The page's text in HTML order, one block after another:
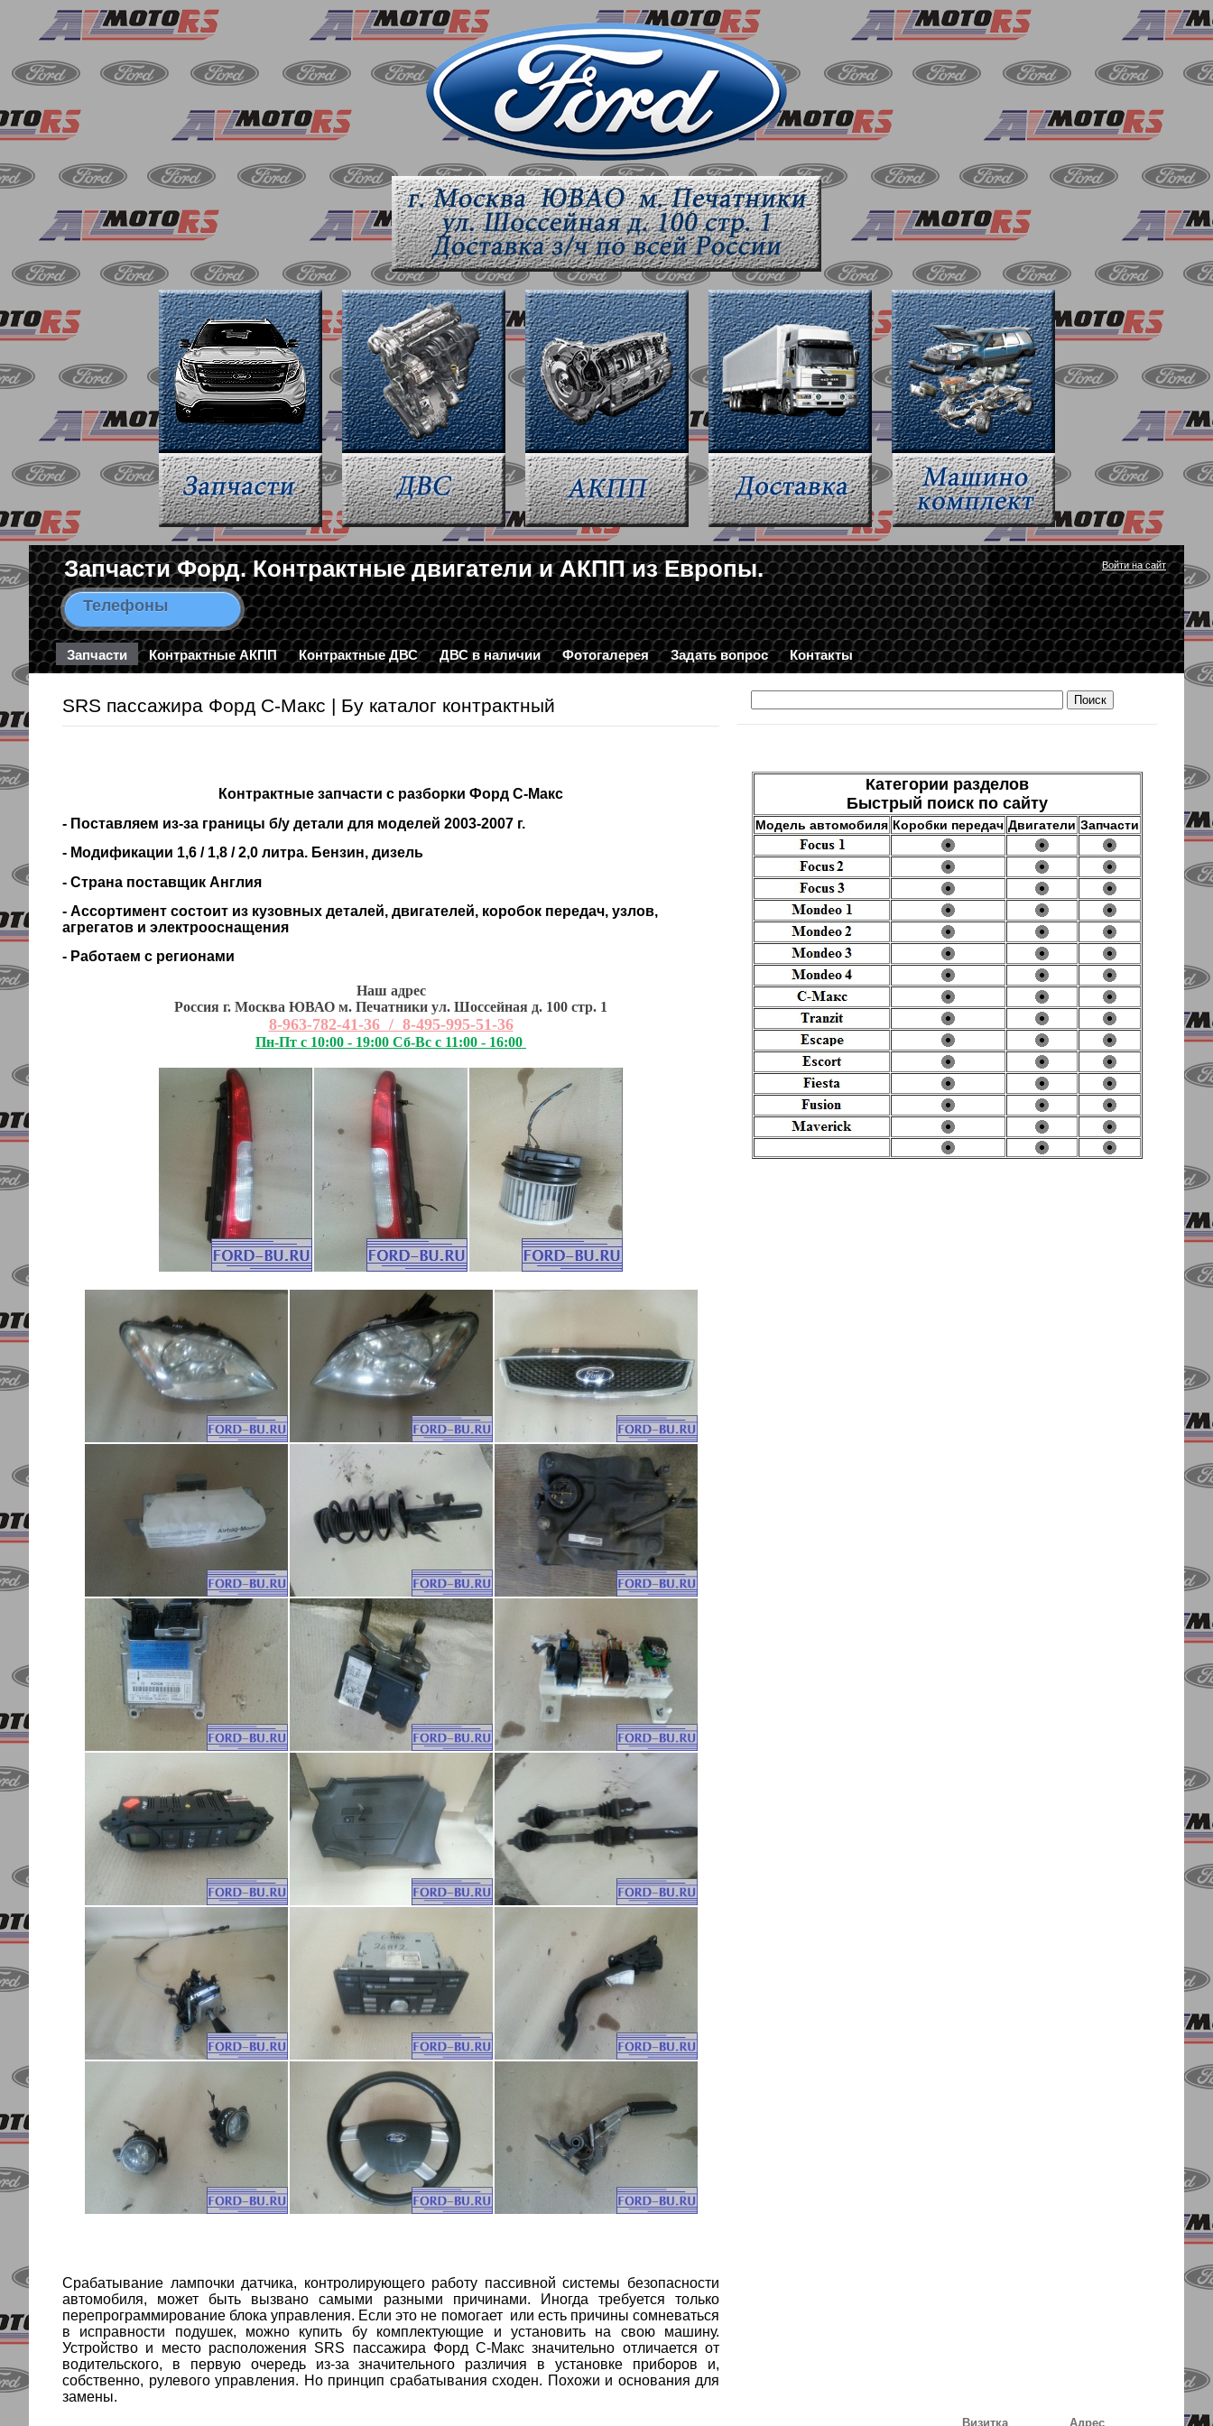
Запчасти Форд. Контрактные двигатели и АКПП из Европы.
Телефоны 8-963-663-46-43 / 8-495-782-34-03
Войти на сайт
Запчасти Контрактные АКПП Контрактные ДВС ДВС в наличии Фотогалерея Задать вопрос Контакты
SRS пассажира Форд С-Макс | Бу каталог контрактный
Контрактные запчасти с разборки Форд С-Макс
- Поставляем из-за границы б/у детали для моделей 2003-2007 г.
- Модификации 1,6 / 1,8 / 2,0 литра. Бензин, дизель
- Страна поставщик Англия
- Ассортимент состоит из кузовных деталей, двигателей, коробок передач, узлов,
агрегатов и электрооснащения
- Работаем с регионами
Наш адрес
Россия г. Москва ЮВАО м. Печатники ул. Шоссейная д. 100 стр. 1
8-963-782-41-36 / 8-495-995-51-36
Пн-Пт с 10:00 - 19:00 Сб-Вс с 11:00 - 16:00
Срабатывание лампочки датчика, контролирующего работу пассивной системы безопасности
автомобиля, может быть вызвано самыми разными причинами. Иногда требуется только
перепрограммирование блока управления. Если это не помогает или есть причины сомневаться
в исправности подушек, можно купить бу комплектующие и установить на свою машину.
Устройство и место расположения SRS пассажира ФордС-Максзначительно отличается от
водительского, в первую очередь из-за значительного различия в установке приборов и,
собственно, рулевого управления. Но принцип срабатывания сходен. Похожи и основания для
замены.
Категории разделов
Быстрый поиск по сайту
Модель автомобиля Коробки передач Двигатели Запчасти
Визитка Адрес